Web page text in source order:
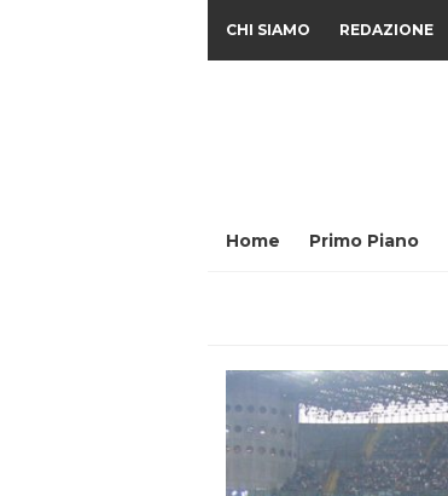
CHI SIAMO REDAZIONE
Home Primo Piano